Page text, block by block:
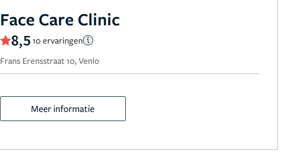
Face Care Clinic
8,510 ervaringen
Frans Erensstraat 10, Venlo
Meer informatie